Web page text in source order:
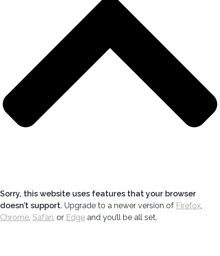
Sorry, this website uses features that your browser
doesn’t support. Upgrade to a newer version of Firefox,
Chrome, Safari, or Edge and you’ll be all set.